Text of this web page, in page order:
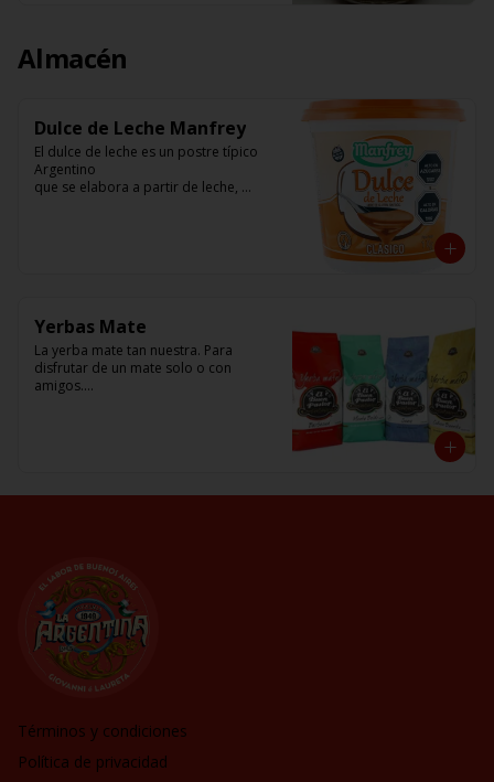
Almacén
Dulce de Leche Manfrey
El dulce de leche es un postre típico
Argentino
que se elabora a partir de leche,
Yerbas Mate
La yerba mate tan nuestra. Para
disfrutar de un mate solo o con
amigos.
Términos y condiciones
Política de privacidad